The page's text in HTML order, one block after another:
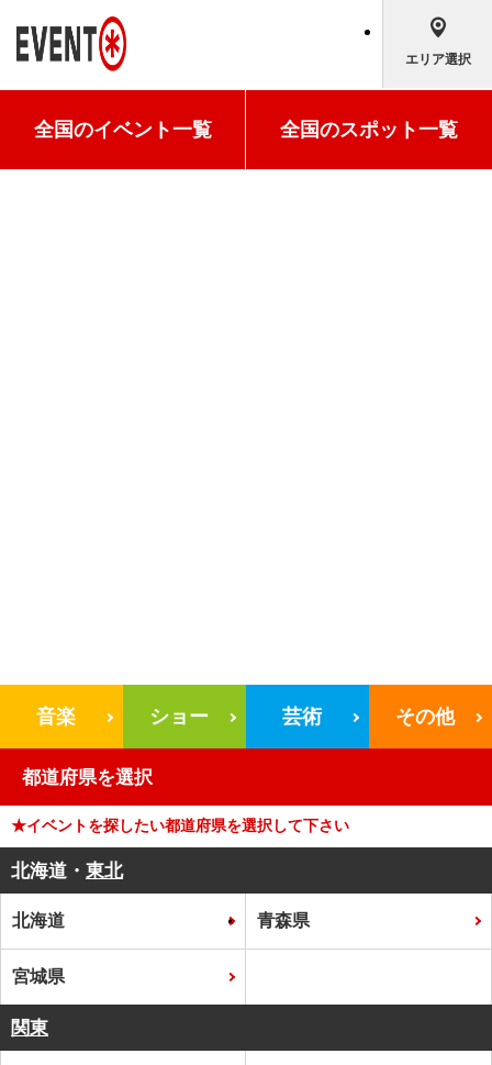
エリア選択
全国のイベント一覧 全国のスポット一覧
音楽 ショー 芸術 その他
都道府県を選択
★イベントを探したい都道府県を選択して下さい
北海道・ 東北
北海道 青森県
宮城県
関東